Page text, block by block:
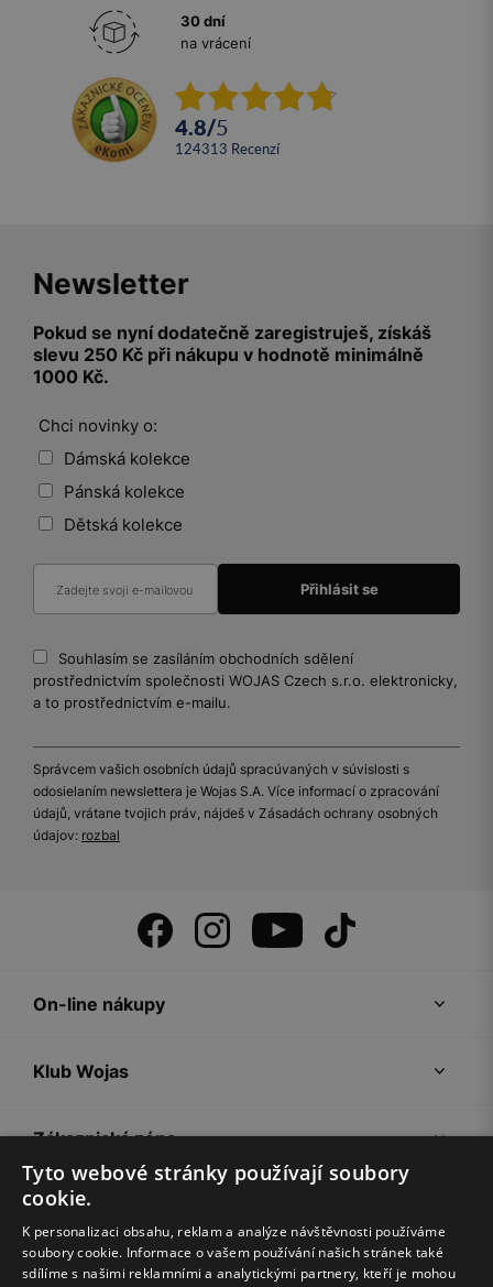
30 dní
na vrácení
4.8/5
124313 recenzí
Newsletter
Pokud se nyní dodatečně zaregistruješ, získáš
slevu 250 Kč při nákupu v hodnotě minimálně
1000 Kč.
Chci novinky o:
Dámská kolekce
Pánská kolekce
Dětská kolekce
Souhlasím se zasíláním obchodních sdělení
prostřednictvím společnosti WOJAS Czech s.r.o. elektronicky,
a to prostřednictvím e-mailu.
Správcem vašich osobních údajů spracúvaných v súvislosti s
odosielaním newslettera je Wojas S.A. Více informací o zpracování
údajů, vrátane tvojich práv, nájdeš v Zásadách ochrany osobných
údajov: rozbal
On-line nákupy
Klub Wojas
Zákaznická zóna
Společnost Wojas
Rady
Tyto webové stránky používají soubory
cookie.
K personalizaci obsahu, reklam a analýze návštěvnosti používáme
soubory cookie. Informace o vašem používání našich stránek také
sdílíme s našimi reklamními a analytickými partnery, kteří je mohou